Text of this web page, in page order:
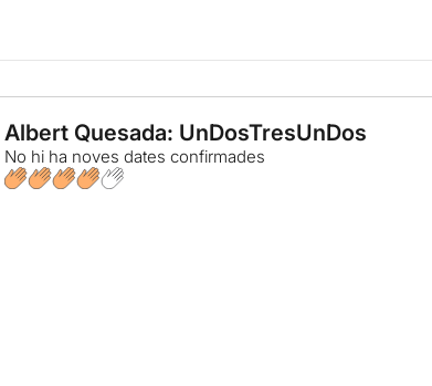
Albert Quesada: UnDosTresUnDos
No hi ha noves dates confirmades